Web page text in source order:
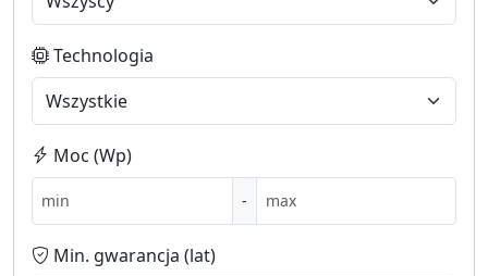
Technologia
Moc (Wp)
-
Min. gwarancja (lat)